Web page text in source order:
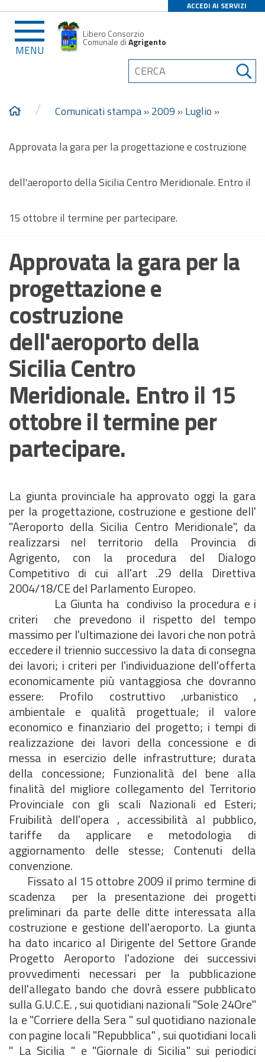
ACCEDI AI SERVIZI
MENU
Libero Consorzio
Comunale diAgrigento
/ Comunicati stampa»2009 »Luglio »
Approvata la gara per la progettazione e costruzione
dell'aeroporto della Sicilia Centro Meridionale. Entro il
15 ottobre il termine per partecipare.
Approvata la gara per la
progettazione e
costruzione
dell'aeroporto della
Sicilia Centro
Meridionale. Entro il 15
ottobre il termine per
partecipare.
La giunta provinciale ha approvato oggi la gara
per la progettazione, costruzione e gestione dell'
"Aeroporto della Sicilia Centro Meridionale", da
realizzarsi nel territorio della Provincia di
Agrigento, con la procedura del Dialogo
Competitivo di cui all'art .29 della Direttiva
2004/18/CE del Parlamento Europeo.
La Giunta ha condiviso la procedura e i
criteri che prevedono il rispetto del tempo
massimo per l'ultimazione dei lavori che non potrà
eccedere il triennio successivo la data di consegna
dei lavori; i criteri per l'individuazione dell'offerta
economicamente più vantaggiosa che dovranno
essere: Profilo costruttivo ,urbanistico ,
ambientale e qualità progettuale; il valore
economico e finanziario del progetto; i tempi di
realizzazione dei lavori della concessione e di
messa in esercizio delle infrastrutture; durata
della concessione; Funzionalità del bene alla
finalità del migliore collegamento del Territorio
Provinciale con gli scali Nazionali ed Esteri;
Fruibilità dell'opera , accessibilità al pubblico,
tariffe da applicare e metodologia di
aggiornamento delle stesse; Contenuti della
convenzione.
Fissato al 15 ottobre 2009 il primo termine di
scadenza per la presentazione dei progetti
preliminari da parte delle ditte interessata alla
costruzione e gestione dell'aeroporto. La giunta
ha dato incarico al Dirigente del Settore Grande
Progetto Aeroporto l'adozione dei successivi
provvedimenti necessari per la pubblicazione
dell'allegato bando che dovrà essere pubblicato
sulla G.U.C.E. , sui quotidiani nazionali "Sole 24Ore"
la e "Corriere della Sera " sul quotidiano nazionale
con pagine locali "Repubblica" , sui quotidiani locali
" La Sicilia " e "Giornale di Sicilia" sui periodici